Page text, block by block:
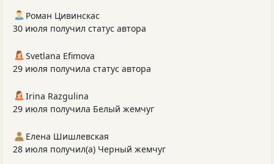
Роман Цивинскас
30 июля получил статус автора
Svetlana Efimova
29 июля получила статус автора
Irina Razgulina
29 июля получила Белый жемчуг
Елена Шишлевская
28 июля получил(а) Черный жемчуг